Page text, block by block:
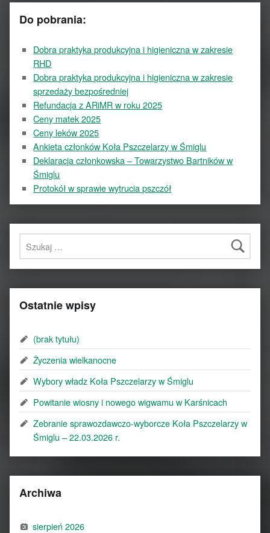
Do pobrania:
Dobra praktyka produkcyjna i higieniczna w zakresie
RHD
Dobra praktyka produkcyjna i higieniczna w zakresie
sprzedaży bezpośredniej
Refundacja z ARiMR w roku 2025
Ceny matek 2025
Ceny leków 2025
Ankieta członków Koła Pszczelarzy w Śmiglu
Deklaracja członkowska – Towarzystwo Bartników w
Śmiglu
Protokół w sprawie wytrucia pszczół
Szukaj:
Ostatnie wpisy
(brak tytułu)
Życzenia wielkanocne
Wybory władz Koła Pszczelarzy w Śmiglu
Powitanie wiosny i nowego wigwamu w Karśnicach
Zebranie sprawozdawczo-wyborcze Koła Pszczelarzy w
Śmiglu – 22.03.2026 r.
Archiwa
sierpień 2026